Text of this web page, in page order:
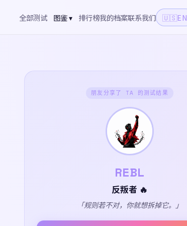
全部测试 图鉴 ▾ 排行榜我的档案联系我们 🇺🇸EN
朋友分享了 TA 的测试结果
REBL
反叛者 🔥
「规则若不对，你就想拆掉它。」